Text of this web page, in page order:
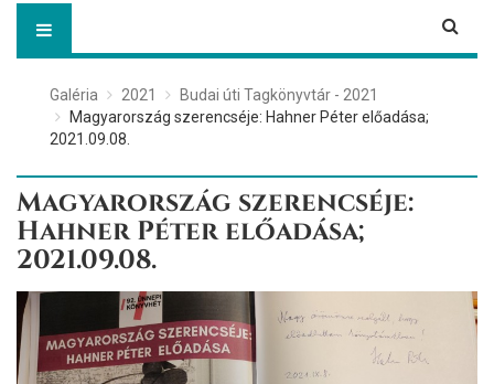
Galéria 2021
Budai úti Tagkönyvtár - 2021
Magyarország szerencséje: Hahner Péter előadása;
2021.09.08.
Magyarország szerencséje:
Hahner Péter előadása;
2021.09.08.